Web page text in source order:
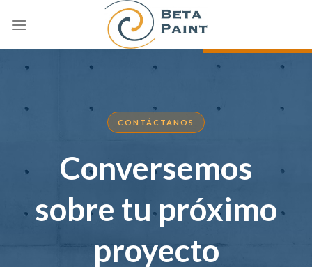
CONTÁCTANOS
Conversemos
sobre tu próximo
proyecto